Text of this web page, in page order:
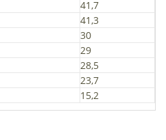
41,7
41,3
30
29
28,5
23,7
15,2